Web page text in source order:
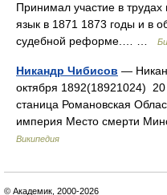
Принимал участие в
язык в 1871 1873 годы и в
судебной реформе.… …
Никандр Чибисов —
октября 1892(18921024)
станица Романовская
империя Место смерти
Википедия
© Академик, 2000-2026